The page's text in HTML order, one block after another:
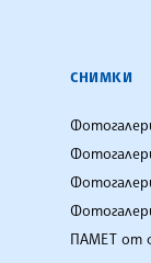
СНИМКИ
ПАМЕТ от